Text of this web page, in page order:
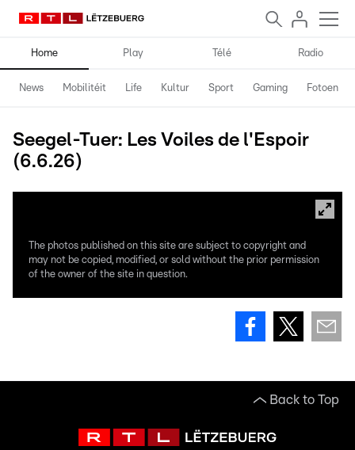
Home Play Télé Radio
News Mobilitéit Life Kultur Sport Gaming Fotoen
Seegel-Tuer: Les Voiles de l'Espoir
(6.6.26)
The photos published on this site are subject to copyright and
may not be copied, modified, or sold without the prior permission
of the owner of the site in question.
Back to Top